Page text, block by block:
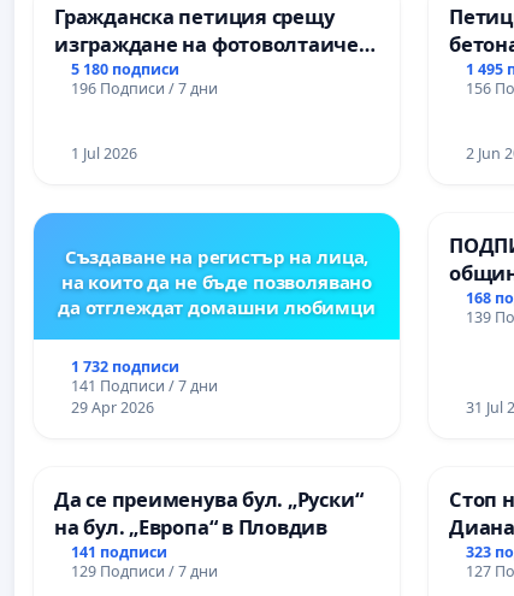
Гражданска петиция срещу
изграждане на фотоволтаичен
парк в с.Прибой, общ. Радомир
5 180 подписи
196 Подписи / 7 дни
1 Jul 2026
1 495
156
2 Jun
Създаване на регистър на лица,
на които да не бъде позволявано
да отглеждат домашни любимци
1 732 подписи
141 Подписи / 7 дни
29 Apr 2026
за
168
139
31 Jul
Да се преименува бул. „Руски“
на бул. „Европа“ в Пловдив
141 подписи
129 Подписи / 7 дни
Стоп
323
127